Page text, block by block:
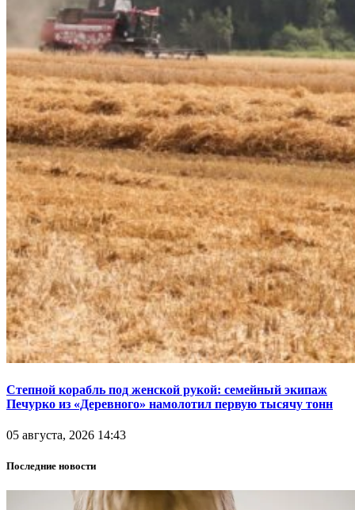
Степной корабль под женской рукой: семейный экипаж
Печурко из «Деревного» намолотил первую тысячу тонн
05 августа, 2026 14:43
Последние новости